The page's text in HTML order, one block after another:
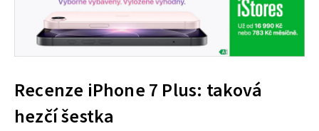
Recenze iPhone 7 Plus: taková
hezčí šestka